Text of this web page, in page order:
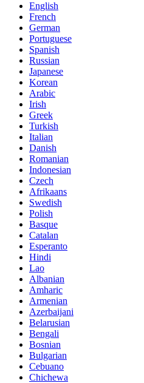
English
French
German
Portuguese
Spanish
Russian
Japanese
Korean
Arabic
Irish
Greek
Turkish
Italian
Danish
Romanian
Indonesian
Czech
Afrikaans
Swedish
Polish
Basque
Catalan
Esperanto
Hindi
Lao
Albanian
Amharic
Armenian
Azerbaijani
Belarusian
Bengali
Bosnian
Bulgarian
Cebuano
Chichewa